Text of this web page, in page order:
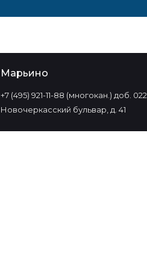
Марьино
+7 (495) 921-11-88 (многокан.) доб. 022
Новочеркасский бульвар, д. 41